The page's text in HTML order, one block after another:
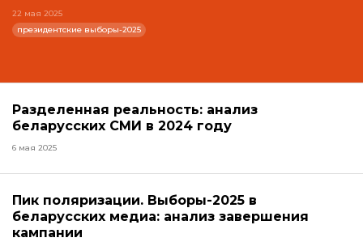
22 мая 2025
президентские выборы-2025
Разделенная реальность: анализ
беларусских СМИ в 2024 году
6 мая 2025
Пик поляризации. Выборы-2025 в
беларусских медиа: анализ завершения
кампании